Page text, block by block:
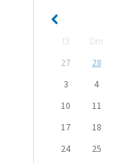
Dl Dm
27
28
3
4
10
11
17
18
24
25